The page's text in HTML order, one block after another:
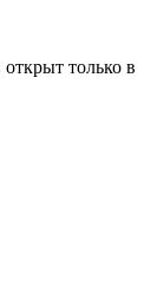
только в